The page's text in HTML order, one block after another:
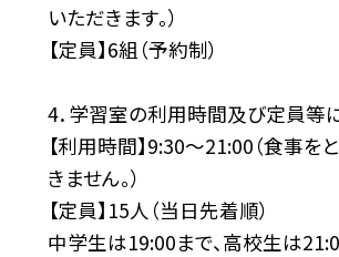
いただきます。）
【定員】6組（予約制）
4．学習室の利用時間及び定員等
【利用時間】9:30〜21:00（食事を
きません。）
【定員】15人（当日先着順）
中学生は19:00まで、高校生は